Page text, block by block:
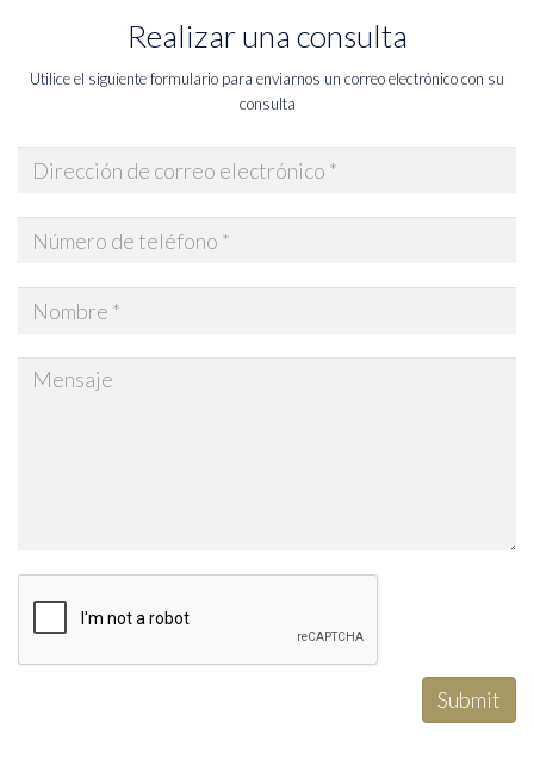
Realizar una consulta
Utilice el siguiente formulario para enviarnos un correo electrónico con su
consulta